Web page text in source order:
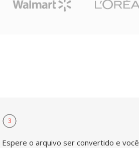
3
Espere o arquivo ser convertido e você